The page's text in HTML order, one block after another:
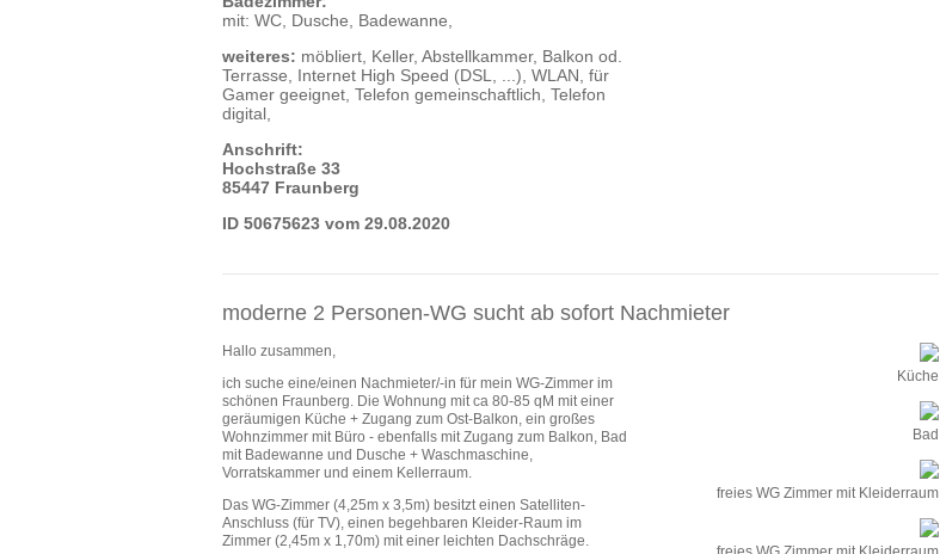
mit: WC, Dusche, Badewanne,
weiteres: möbliert, Keller, Abstellkammer, Balkon od.
Terrasse, Internet High Speed (DSL, ...), WLAN, für
Gamer geeignet, Telefon gemeinschaftlich, Telefon
digital,
Anschrift:
Hochstraße 33
85447 Fraunberg
ID 50675623 vom 29.08.2020
moderne 2 Personen-WG sucht ab sofort Nachmieter
Küche
Bad
freies WG Zimmer mit Kleiderraum
Hallo zusammen,
ich suche eine/einen Nachmieter/-in für mein WG-Zimmer im
schönen Fraunberg. Die Wohnung mit ca 80-85 qM mit einer
geräumigen Küche + Zugang zum Ost-Balkon, ein großes
Wohnzimmer mit Büro - ebenfalls mit Zugang zum Balkon, Bad
mit Badewanne und Dusche + Waschmaschine,
Vorratskammer und einem Kellerraum.
Das WG-Zimmer (4,25m x 3,5m) besitzt einen Satelliten-
Anschluss (für TV), einen begehbaren Kleider-Raum im
Zimmer (2,45m x 1,70m) mit einer leichten Dachschräge.